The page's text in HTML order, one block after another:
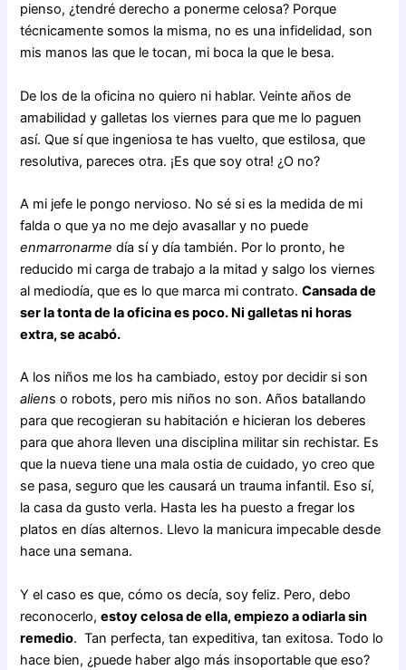
pienso, ¿tendré derecho a ponerme celosa? Porque
técnicamente somos la misma, no es una infidelidad, son
mis manos las que le tocan, mi boca la que le besa.
De los de la oficina no quiero ni hablar. Veinte años de
amabilidad y galletas los viernes para que me lo paguen
así. Que sí que ingeniosa te has vuelto, que estilosa, que
resolutiva, pareces otra. ¡Es que soy otra! ¿O no?
A mi jefe le pongo nervioso. No sé si es la medida de mi
falda o que ya no me dejo avasallar y no puede
enmarronarme día sí y día también. Por lo pronto, he
reducido mi carga de trabajo a la mitad y salgo los viernes
al mediodía, que es lo que marca mi contrato.Cansada de
ser la tonta de la oficina es poco. Ni galletas ni horas
extra, se acabó.
A los niños me los ha cambiado, estoy por decidir si son
aliens o robots, pero mis niños no son. Años batallando
para que recogieran su habitación e hicieran los deberes
para que ahora lleven una disciplina militar sin rechistar. Es
que la nueva tiene una mala ostia de cuidado, yo creo que
se pasa, seguro que les causará un trauma infantil. Eso sí,
la casa da gusto verla. Hasta les ha puesto a fregar los
platos en días alternos. Llevo la manicura impecable desde
hace una semana.
Y el caso es que, cómo os decía, soy feliz. Pero, debo
reconocerlo,estoy celosa de ella, empiezo a odiarla sin
remedio. Tan perfecta, tan expeditiva, tan exitosa. Todo lo
hace bien, ¿puede haber algo más insoportable que eso?